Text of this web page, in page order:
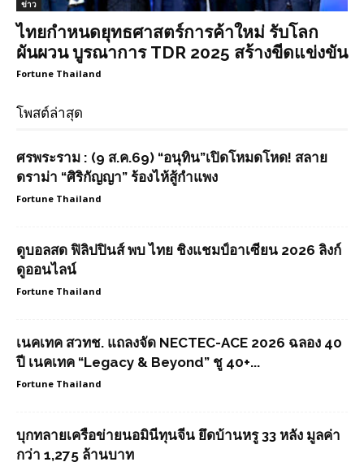
ข่าว
ไทยกำหนดยุทธศาสตร์การค้าใหม่ รับโลก
ผันผวน บูรณาการ TDR 2025 สร้างขีดแข่งขัน
Fortune Thailand
โพสต์ล่าสุด
ศรพระราม : (9 ส.ค.69) “อนุทิน”เปิดโหมดโหด! สลาย
ดราม่า “ศิริกัญญา” ร้องไห้สู้กำแพง
Fortune Thailand
ดูบอลสด ฟิลิปปินส์ พบ ไทย ชิงแชมป์อาเซียน 2026 ลิงก์
ดูออนไลน์
Fortune Thailand
เนคเทค สวทช. แถลงจัด NECTEC-ACE 2026 ฉลอง 40
ปี เนคเทค “Legacy & Beyond” ชู 40+...
Fortune Thailand
บุกทลายเครือข่ายนอมินีทุนจีน ยึดบ้านหรู 33 หลัง มูลค่า
กว่า 1,275 ล้านบาท